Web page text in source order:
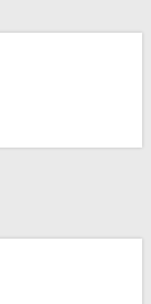
ど
して
！